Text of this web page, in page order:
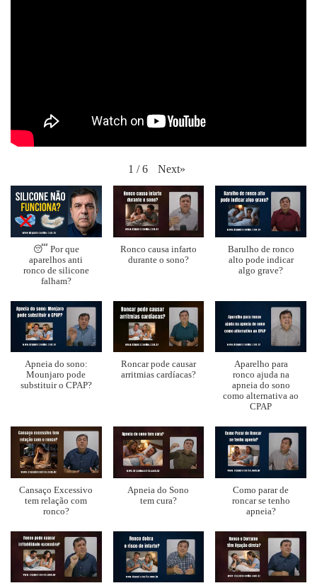
1 / 6 Next»
😴 Por que
aparelhos anti
ronco de silicone
falham?
Ronco causa infarto
durante o sono?
Barulho de ronco
alto pode indicar
algo grave?
Apneia do sono:
Mounjaro pode
substituir o CPAP?
Roncar pode causar
arritmias cardíacas?
Aparelho para
ronco ajuda na
apneia do sono
como alternativa ao
CPAP
Cansaço Excessivo
tem relação com
ronco?
Apneia do Sono
tem cura?
Como parar de
roncar se tenho
apneia?